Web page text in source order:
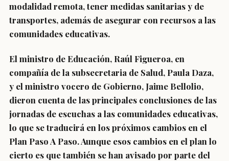
modalidad remota, tener medidas sanitarias y de
transportes, además de asegurar con recursos a las
comunidades educativas.
El ministro de Educación, Raúl Figueroa, en
compañía de la subsecretaria de Salud, Paula Daza,
y el ministro vocero de Gobierno, Jaime Bellolio,
dieron cuenta de las principales conclusiones de las
jornadas de escuchas a las comunidades educativas,
lo que se traducirá en los próximos cambios en el
Plan Paso A Paso. Aunque esos cambios en el plan lo
cierto es que también se han avisado por parte del